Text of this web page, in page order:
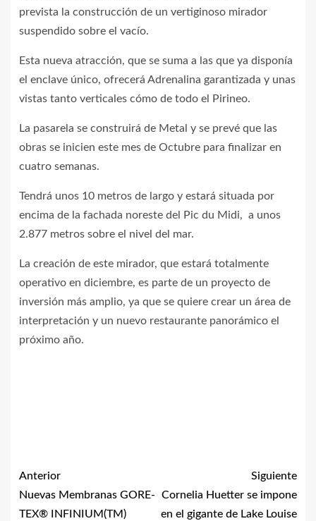
prevista la construcción de un vertiginoso mirador
suspendido sobre el vacío.
Esta nueva atracción, que se suma a las que ya disponía
el enclave único, ofrecerá Adrenalina garantizada y unas
vistas tanto verticales cómo de todo el Pirineo.
La pasarela se construirá de Metal y se prevé que las
obras se inicien este mes de Octubre para finalizar en
cuatro semanas.
Tendrá unos 10 metros de largo y estará situada por
encima de la fachada noreste del Pic du Midi, a unos
2.877 metros sobre el nivel del mar.
La creación de este mirador, que estará totalmente
operativo en diciembre, es parte de un proyecto de
inversión más amplio, ya que se quiere crear un área de
interpretación y un nuevo restaurante panorámico el
próximo año.
Anterior
Nuevas Membranas GORE-
TEX® INFINIUM(TM)
Siguiente
Cornelia Huetter se impone
en el gigante de Lake Louise